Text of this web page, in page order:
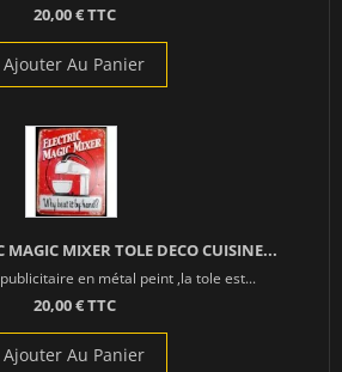
20,00 € TTC
Ajouter Au Panier
MAGIC MIXER TOLE DECO CUISINE...
en métal peint ,la tole est...
20,00 € TTC
Ajouter Au Panier